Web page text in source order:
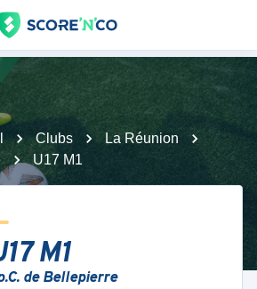
Clubs
La Réunion
U17 M1
M1
de Bellepierre